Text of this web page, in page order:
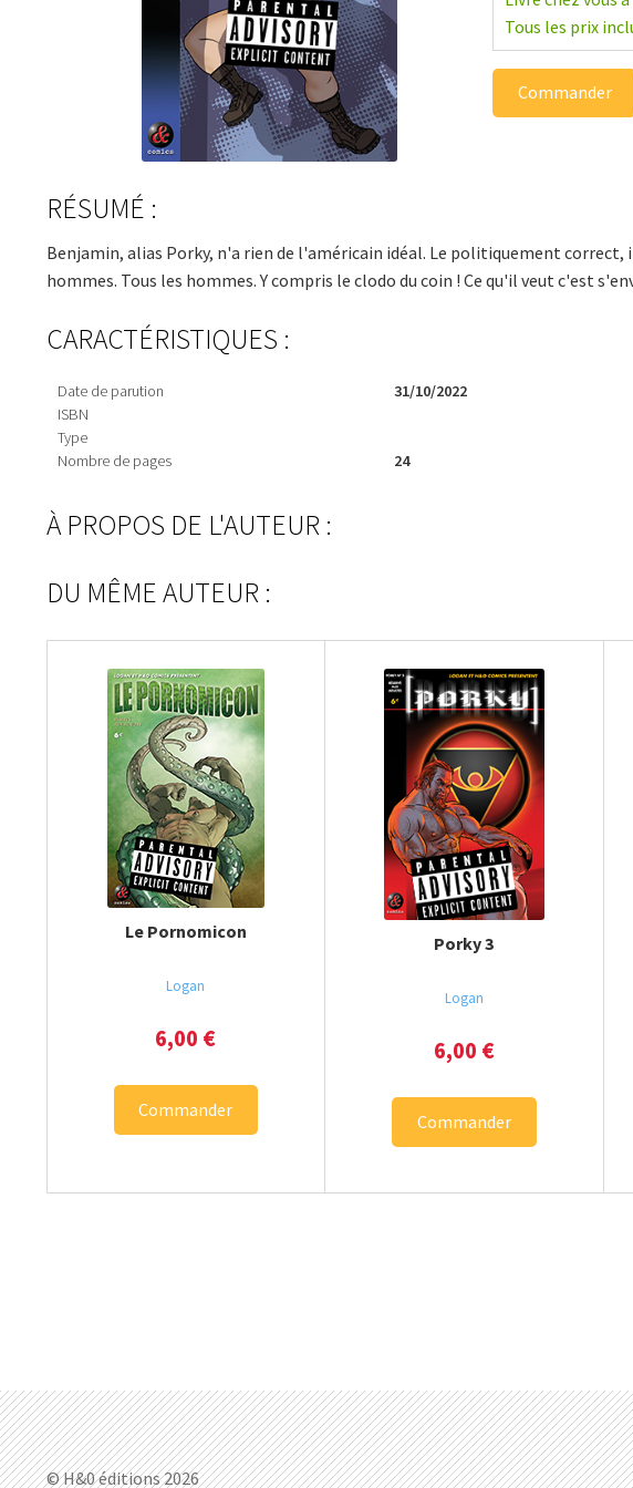
Tous les prix
Commander
RÉSUMÉ :
Benjamin, alias Porky, n'a rien de l'américain idéal. Le politiquement correct,
hommes. Tous les hommes. Y compris le clodo du coin ! Ce qu'il veut c'est
CARACTÉRISTIQUES :
Date de parution
ISBN
Type
Nombre de pages
31/10/2022
24
À PROPOS DE L'AUTEUR :
DU MÊME AUTEUR :
Le Pornomicon
Logan
6,00 €
Commander
Porky 3
Logan
6,00 €
Commander
© H&0 éditions 2026